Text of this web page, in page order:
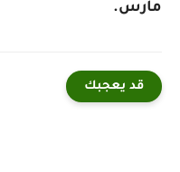
مارس.
قد يعجبك